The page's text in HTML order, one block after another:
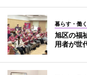
暮らす・働く
旭区の福
用者が世